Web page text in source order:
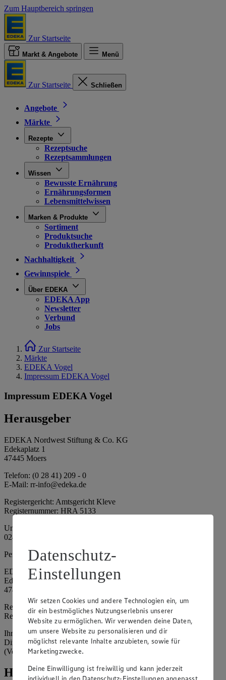
Zum Hauptbereich springen
Zur Startseite
Markt & Angebote Menü
Zur Startseite Schließen
Angebote
Märkte
Rezepte
Rezeptsuche
Rezeptsammlungen
Wissen
Bewusste Ernährung
Ernährungsformen
Lebensmittelwissen
Marken & Produkte
Sortiment
Produktsuche
Produktherkunft
Nachhaltigkeit
Gewinnspiele
Über EDEKA
EDEKA App
Newsletter
Verbund
Jobs
Zur Startseite
Märkte
EDEKA Vogel
Impressum EDEKA Vogel
Impressum EDEKA Vogel
Herausgeber
EDEKA Nordwest Stiftung & Co. KG
Edekaplatz 1
47445 Moers
Telefon: (0 28 41) 209 - 0
E-Mail: rr-info@edeka.de
Registergericht: Amtsgericht Kleve
Registernummer: HRA 5133
Umsatzsteuer-Identifikationsnummer gem. § 27a UStG: DE 335
024 695
Persönlich haftende Gesellschafterin:
EDEKA Nordwest Handelsstiftung e. K.
Edekaplatz 1
47445 Moers
Registergericht: Amtsgericht Kleve
Registernummer: HRA 5132
Ihrerseits vertreten durch: Frank Breuer (Vorstandsvorsitzender),
Dirk Neuhaus (Vorstandsvorsitzender), Peter Wagener
(Vorstandsvorsitzender)
Hinweise
Datenschutz-
Einstellungen
Wir setzen Cookies und andere Technologien ein, um
dir ein bestmögliches Nutzungserlebnis unserer
Website zu ermöglichen. Wir verwenden deine Daten,
um unsere Website zu personalisieren und dir
möglichst relevante Inhalte anzubieten, sowie für
Marketingzwecke.
Deine Einwilligung ist freiwillig und kann jederzeit